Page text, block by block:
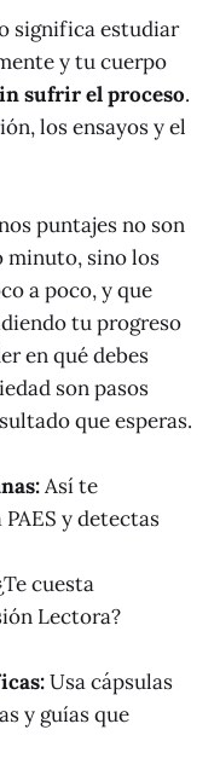
significa estudiar
y tu cuerpo
sufrir el proceso.
los ensayos y el
puntajes no son
minuto, sino los
a poco, y que
tu progreso
en qué debes
son pasos
que esperas.
Así te
y detectas
cuesta
Lectora?
Usa cápsulas
y guías que